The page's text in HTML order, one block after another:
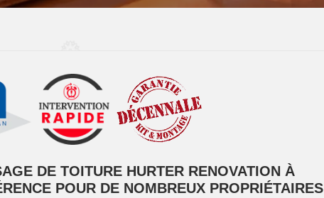
DE TOITURE HURTER RENOVATION À
POUR DE NOMBREUX PROPRIÉTAIRES